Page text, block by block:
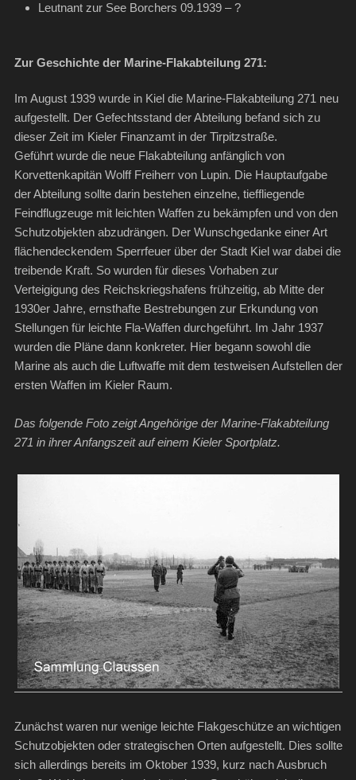
Leutnant zur See Borchers 09.1939 – ?
Zur Geschichte der Marine-Flakabteilung 271:
Im August 1939 wurde in Kiel die Marine-Flakabteilung 271 neu
aufgestellt. Der Gefechtsstand der Abteilung befand sich zu
dieser Zeit im Kieler Finanzamt in der Tirpitzstraße.
Geführt wurde die neue Flakabteilung anfänglich von
Korvettenkapitän Wolff Freiherr von Lupin. Die Hauptaufgabe
der Abteilung sollte darin bestehen einzelne, tieffliegende
Feindflugzeuge mit leichten Waffen zu bekämpfen und von den
Schutzobjekten abzudrängen. Der Wunschgedanke einer Art
flächendeckendem Sperrfeuer über der Stadt Kiel war dabei die
treibende Kraft. So wurden für dieses Vorhaben zur
Verteigigung des Reichskriegshafens frühzeitig, ab Mitte der
1930er Jahre, ernsthafte Bestrebungen zur Erkundung von
Stellungen für leichte Fla-Waffen durchgeführt. Im Jahr 1937
wurden die Pläne dann konkreter. Hier begann sowohl die
Marine als auch die Luftwaffe mit dem testweisen Aufstellen der
ersten Waffen im Kieler Raum.
Das folgende Foto zeigt Angehörige der Marine-Flakabteilung
271 in ihrer Anfangszeit auf einem Kieler Sportplatz.
Zunächst waren nur wenige leichte Flakgeschütze an wichtigen
Schutzobjekten oder strategischen Orten aufgestellt. Dies sollte
sich allerdings bereits im Oktober 1939, kurz nach Ausbruch